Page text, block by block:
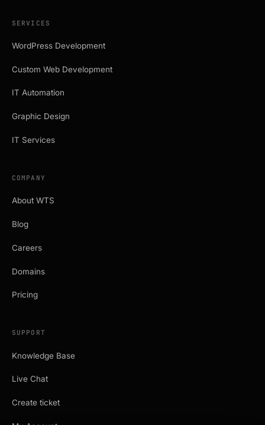
SERVICES
WordPress Development
Custom Web Development
IT Automation
Graphic Design
IT Services
COMPANY
About WTS
Blog
Careers
Domains
Pricing
SUPPORT
Knowledge Base
Live Chat
Create ticket